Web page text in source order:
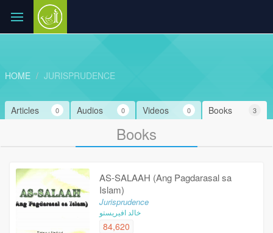
HOME JURISPRUDENCE
Books 3
Videos 0
Audios 0
Articles 0
Books
AS-SALAAH (Ang Pagdarasal sa
Islam)
Jurisprudence
خالد افيريستو
84,620